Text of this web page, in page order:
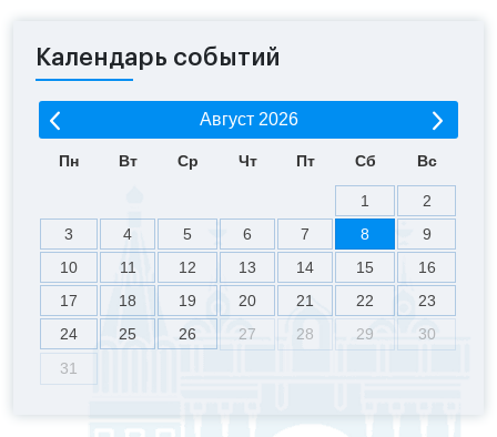
Календарь событий
Август 2026
Пн Вт Ср Чт Пт Сб Вс
1
2
3
4 5 6 7 8
9
10
11 12 13 14 15
16
17
18 19 20 21 22
23
24
25 26 27 28 29
30
31